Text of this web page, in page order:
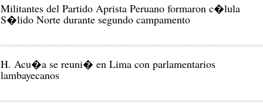
Militantes del Partido Aprista Peruano formaron c�lula
S�lido Norte durante segundo campamento
H. Acu�a se reuni� en Lima con parlamentarios
lambayecanos